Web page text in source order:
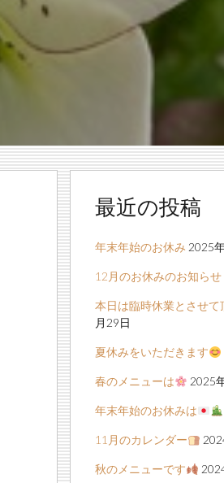
最近の投稿
年末年始のお休み 2025
12月のお休みのお知らせ
本日は臨時休業とさせて
月29日
夏休みをいただきます
春のメニューは 2025
年末年始のお休みは
11月のカレンダー
秋のメニューです